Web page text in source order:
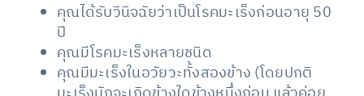
คุณได้รับวินิจฉัยว่าเป็นโรคมะเร็งก่อนอายุ 50
ปี
คุณมีโรคมะเร็งหลายชนิด
คุณมีมะเร็งในอวัยวะทั้งสองข้าง (โดยปกติ